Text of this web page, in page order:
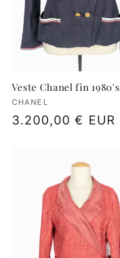
Veste Chanel fin 1980's
Fournisseur :
CHANEL
Prix
3.200,00 € EUR